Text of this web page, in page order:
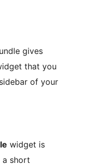
gives
that you
of your
widget is
a short